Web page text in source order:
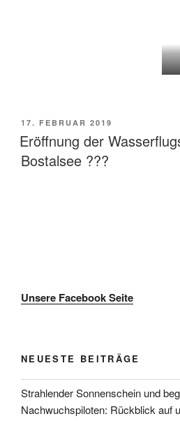
VERÖFFENTLICHT
AM
17. FEBRUAR 2019
Eröffnung der
Bostalsee ???
Unsere Facebook Seite
NEUESTE BEITRÄGE
Strahlender Sonnenschein und
Nachwuchspiloten: Rückblick auf